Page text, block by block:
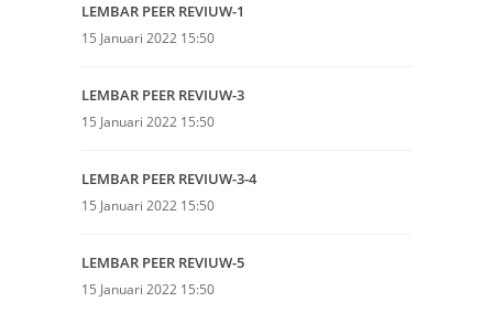
LEMBAR PEER REVIUW-1
15 Januari 2022 15:50
LEMBAR PEER REVIUW-3
15 Januari 2022 15:50
LEMBAR PEER REVIUW-3-4
15 Januari 2022 15:50
LEMBAR PEER REVIUW-5
15 Januari 2022 15:50